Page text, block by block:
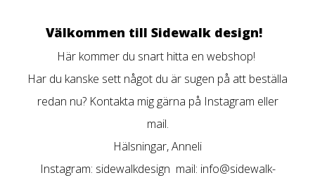
Välkommen till Sidewalk design!
Här kommer du snart hitta en webshop!
Har du kanske sett något du är sugen på att beställa
redan nu? Kontakta mig gärna på Instagram eller
mail.
Hälsningar, Anneli
Instagram: sidewalkdesign mail: info@sidewalk-